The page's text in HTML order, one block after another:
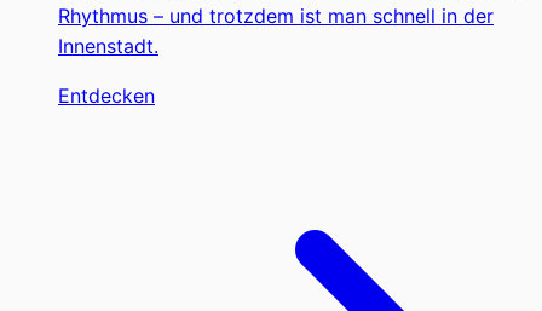
Rhythmus – und trotzdem ist man schnell in der
Innenstadt.
Entdecken